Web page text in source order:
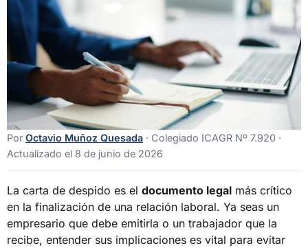
Por Octavio Muñoz Quesada · Colegiado ICAGR Nº 7.920 ·
Actualizado el 8 de junio de 2026
La carta de despido es el documento legal más crítico
en la finalización de una relación laboral. Ya seas un
empresario que debe emitirla o un trabajador que la
recibe, entender sus implicaciones es vital para evitar